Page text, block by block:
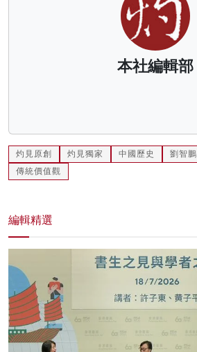
本社編輯部
灼見原創 灼見獨家 中國歷史 劉智鵬
傳統價值觀
編輯精選